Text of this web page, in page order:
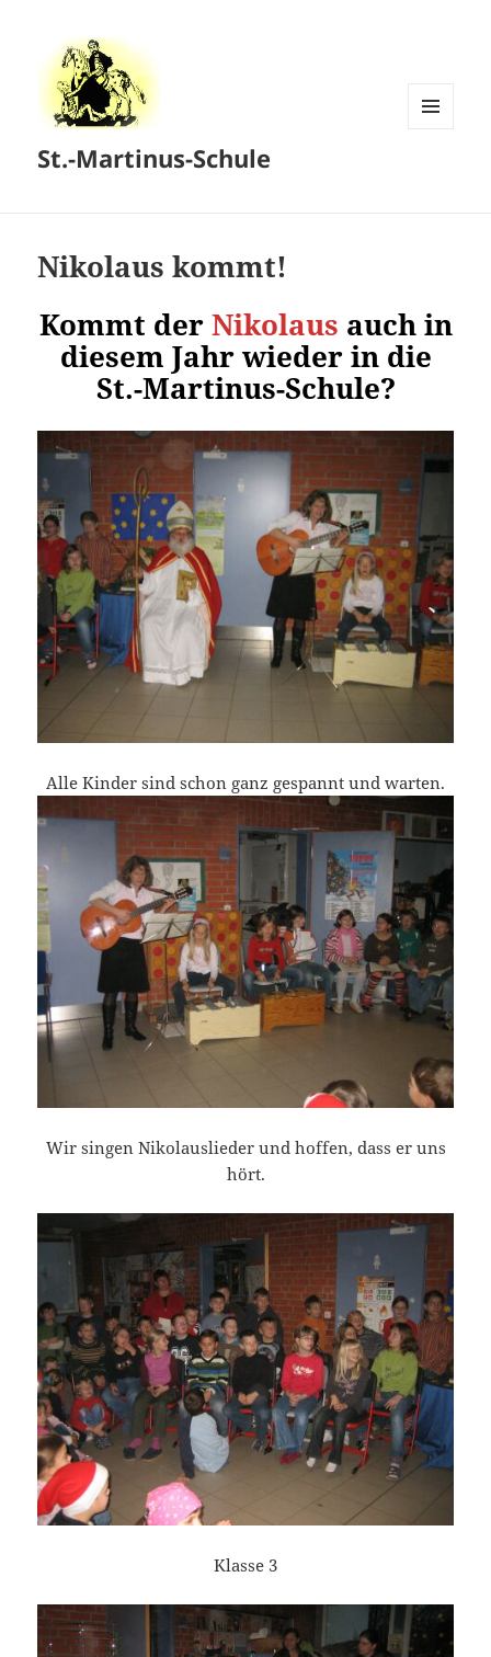
St.-Martinus-Schule
Nikolaus kommt!
Kommt der Nikolaus auch in
diesem Jahr wieder in die
St.-Martinus-Schule?
Alle Kinder sind schon ganz gespannt und warten.
Wir singen Nikolauslieder und hoffen, dass er uns
hört.
Klasse 3